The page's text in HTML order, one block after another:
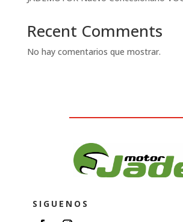
Recent Comments
No hay comentarios que mostrar.
SIGUENOS